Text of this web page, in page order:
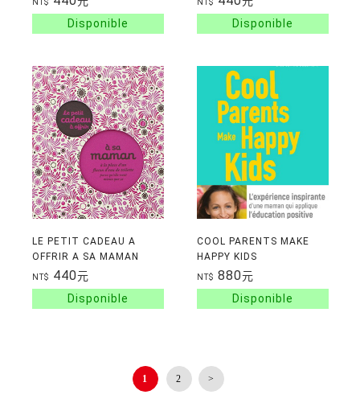
NT$ NT$
LE PETIT CADEAU A
OFFRIR A SA MAMAN
NT$ 440元
COOL PARENTS MAKE
HAPPY KIDS
NT$ 880元
1 2 >